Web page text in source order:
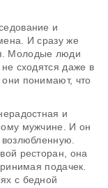
и
И сразу же
Молодые люди
сходятся даже в
понимают, что
и
мужчине. И он
ресторан, она
подачек.
с бедной